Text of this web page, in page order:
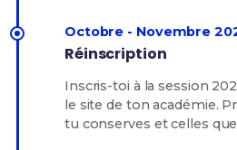
Octobre - Novembre
Réinscription
Inscris-toi à la session
le site de ton académie.
tu conserves et celles